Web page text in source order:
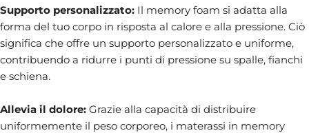
Supporto personalizzato: Il memory foam si adatta alla
forma del tuo corpo in risposta al calore e alla pressione. Ciò
significa che offre un supporto personalizzato e uniforme,
contribuendo a ridurre i punti di pressione su spalle, fianchi
e schiena.
Allevia il dolore: Grazie alla capacità di distribuire
uniformemente il peso corporeo, i materassi in memory